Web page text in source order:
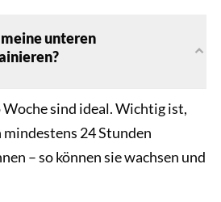
unteren
sind ideal. Wichtig ist,
24 Stunden
– so können sie wachsen und